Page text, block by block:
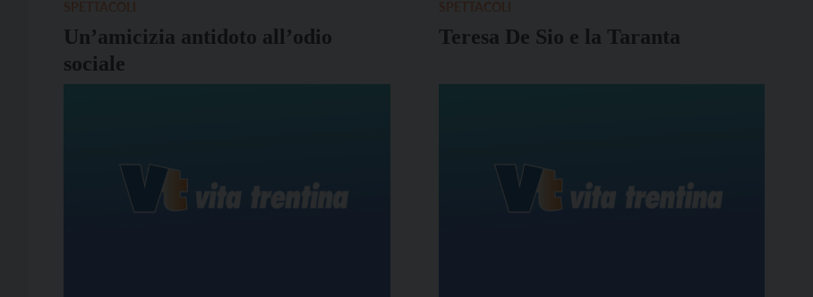
Un’amicizia antidoto all’odio
sociale
Teresa De Sio e la Taranta